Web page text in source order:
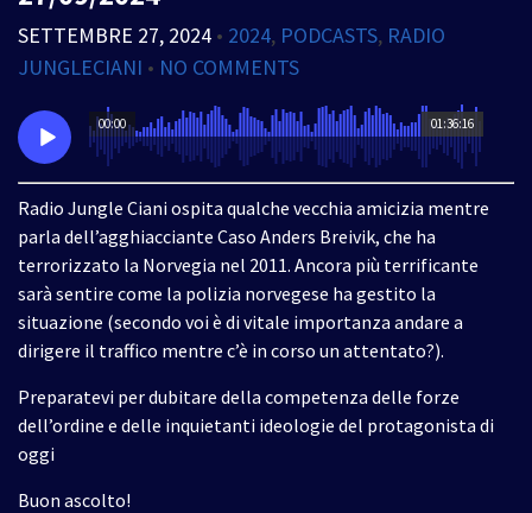
SETTEMBRE 27, 2024 • 2024, PODCASTS, RADIO
JUNGLECIANI • NO COMMENTS
01:36:16
00:00
Radio Jungle Ciani ospita qualche vecchia amicizia mentre
parla dell’agghiacciante Caso Anders Breivik, che ha
terrorizzato la Norvegia nel 2011. Ancora più terrificante
sarà sentire come la polizia norvegese ha gestito la
situazione (secondo voi è di vitale importanza andare a
dirigere il traffico mentre c’è in corso un attentato?).
Preparatevi per dubitare della competenza delle forze
dell’ordine e delle inquietanti ideologie del protagonista di
oggi
Buon ascolto!